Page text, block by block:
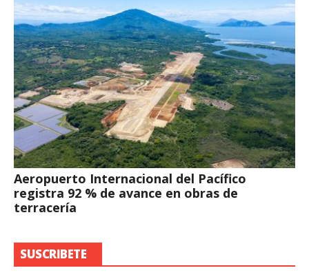
Aeropuerto Internacional del Pacífico
registra 92 % de avance en obras de
terracería
SUSCRIBETE